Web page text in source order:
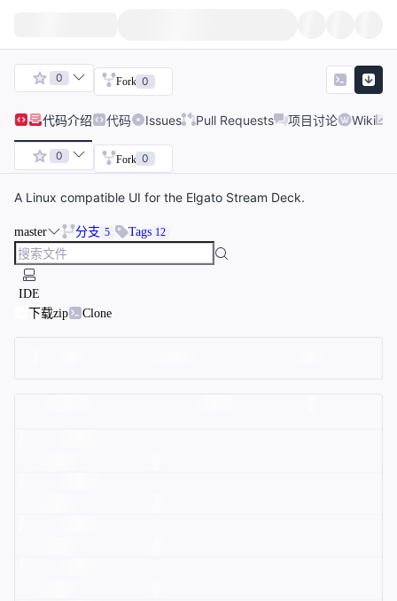
0 Fork 0
代码介绍 代码 Issues Pull Requests 项目讨论 Wiki
0 Fork 0
A Linux compatible UI for the Elgato Stream Deck.
master 分支 5 Tags 12
IDE
下载zip
Clone